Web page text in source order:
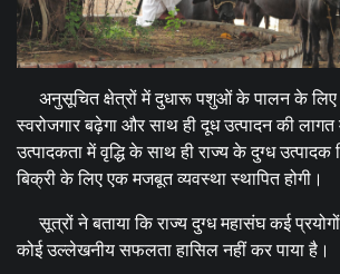
अनुसूचित क्षेत्रों में दुधारू पशुओं के पालन के लिए
स्वरोजगार बढ़ेगा और साथ ही दूध उत्पादन की
उत्पादकता में वृद्धि के साथ ही राज्य के दुग्ध उत्पादक
बिक्री के लिए एक मजबूत व्यवस्था स्थापित होगी।
सूत्रों ने बताया कि राज्य दुग्ध महासंघ कई
कोई उल्लेखनीय सफलता हासिल नहीं कर पाया है।